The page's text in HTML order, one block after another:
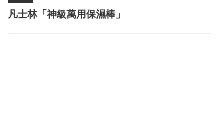
凡士林「神級萬用保濕棒」